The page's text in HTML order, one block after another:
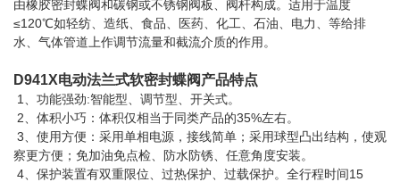
由橡胶密封蝶阀和碳钢或不锈钢阀板、阀杆构成。适用于温度
≤120℃如轻纺、造纸、食品、医药、化工、石油、电力、等给排
水、气体管道上作调节流量和截流介质的作用。
D941X电动法兰式软密封蝶阀产品特点
1、功能强劲:智能型、调节型、开关式。
2、体积小巧：体积仅相当于同类产品的35%左右。
3、使用方便：采用单相电源，接线简单；采用球型凸出结构，使观
察更方便；免加油免点检、防水防锈、任意角度安装。
4、保护装置有双重限位、过热保护、过载保护。全行程时间15